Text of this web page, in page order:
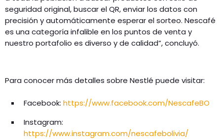
seguridad original, buscar el QR, enviar los datos con
precisión y automáticamente esperar el sorteo. Nescafé
es una categoría infalible en los puntos de venta y
nuestro portafolio es diverso y de calidad”, concluyó.
Para conocer más detalles sobre Nestlé puede visitar:
Facebook: https://www.facebook.com/NescafeBO
Instagram:
https://www.instagram.com/nescafebolivia/